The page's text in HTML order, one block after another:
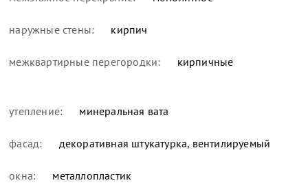
наружные стены: кирпич
межквартирные перегородки: кирпичные
утепление: минеральная вата
фасад: декоративная штукатурка, вентилируемый
окна: металлопластик